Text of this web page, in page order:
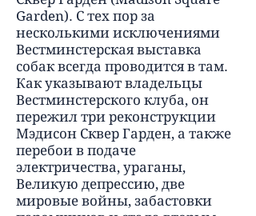
Garden). С тех пор за
несколькими исключениями
Вестминстерская выставка
собак всегда проводится в там.
Как указывают владельцы
Вестминстерского клуба, он
пережил три реконструкции
Мэдисон Сквер Гарден, а также
перебои в подаче
электричества, ураганы,
Великую депрессию, две
мировые войны, забастовки